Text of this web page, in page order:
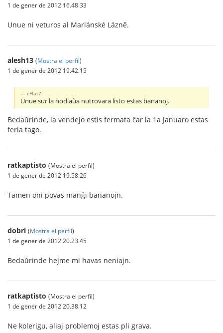
1 de gener de 2012 16.48.33
Unue ni veturos al Mariánské Lázně.
alesh13 (Mostra el perfil)
1 de gener de 2012 19.42.15
cFlat7:
Unue sur la hodiaŭa nutrovara listo estas bananoj.
Bedaŭrinde, la vendejo estis fermata ĉar la 1a Januaro estas
feria tago.
ratkaptisto (Mostra el perfil)
1 de gener de 2012 19.58.26
Tamen oni povas manĝi bananojn.
dobri (Mostra el perfil)
1 de gener de 2012 20.23.45
Bedaŭrinde hejme mi havas neniajn.
ratkaptisto (Mostra el perfil)
1 de gener de 2012 20.38.12
Ne kolerigu, aliaj problemoj estas pli grava.